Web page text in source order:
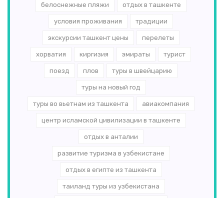
белоснежные пляжи отдых в ташкенте
условия проживания традиции
экскурсии ташкент цены перелеты
хорватия киргизия эмираты турист
поезд плов туры в швейцарию
туры на новый год
туры во вьетнам из ташкента авиакомпания
центр исламской цивилизации в ташкенте
отдых в анталии
развитие туризма в узбекистане
отдых в египте из ташкента
таиланд туры из узбекистана